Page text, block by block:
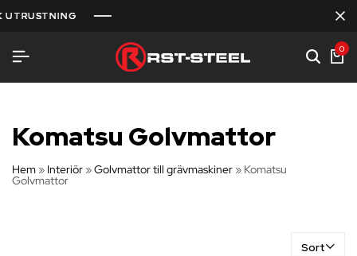
0
Komatsu Golvmattor
Hem » Interiör »Golvmattor till grävmaskiner » Komatsu
Golvmattor
Sort